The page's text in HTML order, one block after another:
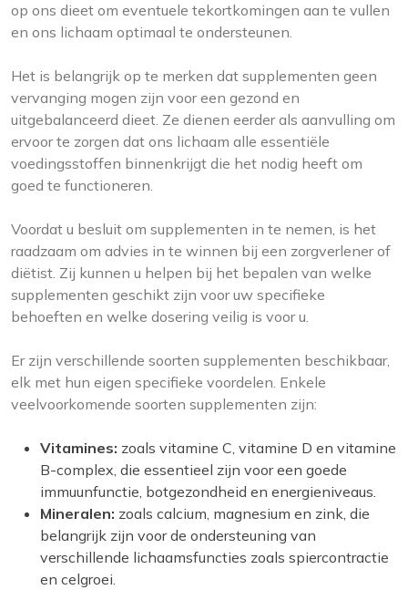
op ons dieet om eventuele tekortkomingen aan te vullen
en ons lichaam optimaal te ondersteunen.
Het is belangrijk op te merken dat supplementen geen
vervanging mogen zijn voor een gezond en
uitgebalanceerd dieet. Ze dienen eerder als aanvulling om
ervoor te zorgen dat ons lichaam alle essentiële
voedingsstoffen binnenkrijgt die het nodig heeft om
goed te functioneren.
Voordat u besluit om supplementen in te nemen, is het
raadzaam om advies in te winnen bij een zorgverlener of
diëtist. Zij kunnen u helpen bij het bepalen van welke
supplementen geschikt zijn voor uw specifieke
behoeften en welke dosering veilig is voor u.
Er zijn verschillende soorten supplementen beschikbaar,
elk met hun eigen specifieke voordelen. Enkele
veelvoorkomende soorten supplementen zijn:
Vitamines: zoals vitamine C, vitamine D en vitamine
B-complex, die essentieel zijn voor een goede
immuunfunctie, botgezondheid en energieniveaus.
Mineralen: zoals calcium, magnesium en zink, die
belangrijk zijn voor de ondersteuning van
verschillende lichaamsfuncties zoals spiercontractie
en celgroei.